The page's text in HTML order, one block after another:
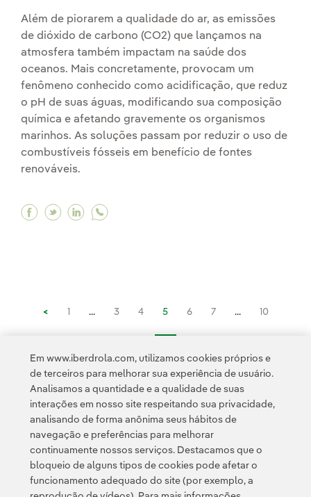
Além de piorarem a qualidade do ar, as emissões
de dióxido de carbono (CO2) que lançamos na
atmosfera também impactam na saúde dos
oceanos. Mais concretamente, provocam um
fenômeno conhecido como acidificação, que reduz
o pH de suas águas, modificando sua composição
química e afetando gravemente os organismos
marinhos. As soluções passam por reduzir o uso de
combustíveis fósseis em benefício de fontes
renováveis.
Facebook A acidificação dos oceanos: por
Twitter A acidificação dos oceanos: por
Linkedin A acidificação dos oceanos:
< 1 ... 3 4 5 6 7 ... 10
11 ... 16 >
Contato Clientes Política de Privacidade Informação legal
Transparência no uso da IA Política de cookies Configuração de cookies
Em www.iberdrola.com, utilizamos cookies próprios e
de terceiros para melhorar sua experiência de usuário.
Analisamos a quantidade e a qualidade de suas
interações em nosso site respeitando sua privacidade,
analisando de forma anônima seus hábitos de
navegação e preferências para melhorar
continuamente nossos serviços. Destacamos que o
bloqueio de alguns tipos de cookies pode afetar o
funcionamento adequado do site (por exemplo, a